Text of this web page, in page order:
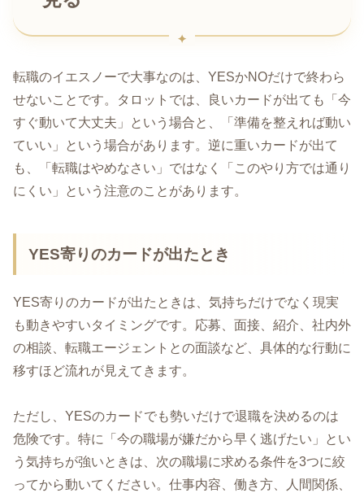
転職のイエスノーで大事なのは、YESかNOだけで終わら
せないことです。タロットでは、良いカードが出ても「今
すぐ動いて大丈夫」という場合と、「準備を整えれば動い
ていい」という場合があります。逆に重いカードが出て
も、「転職はやめなさい」ではなく「このやり方では通り
にくい」という注意のことがあります。
YES寄りのカードが出たとき
YES寄りのカードが出たときは、気持ちだけでなく現実
も動きやすいタイミングです。応募、面接、紹介、社内外
の相談、転職エージェントとの面談など、具体的な行動に
移すほど流れが見えてきます。
ただし、YESのカードでも勢いだけで退職を決めるのは
危険です。特に「今の職場が嫌だから早く逃げたい」とい
う気持ちが強いときは、次の職場に求める条件を3つに絞
ってから動いてください。仕事内容、働き方、人間関係、